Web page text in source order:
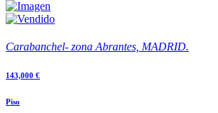
Carabanchel- zona Abrantes, MADRID.
143,000 €
Piso